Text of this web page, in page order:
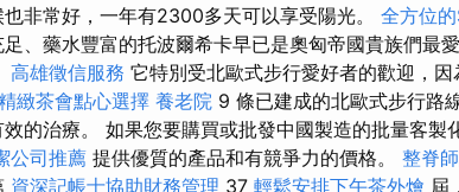
非常好，一年有2300多天可以享受陽光。 全方位
、藥水豐富的托波爾希卡早已是奧匈帝國貴族們最
高雄徵信服務 它特別受北歐式步行愛好者的歡迎，
緻茶會點心選擇 養老院 9 條已建成的北歐式步行路
的治療。 如果您要購買或批發中國製造的批量客製
公司推薦 提供優質的產品和有競爭力的價格。 整脊
資深記帳士協助財務管理 37 輕鬆安排下午茶外燴 屆